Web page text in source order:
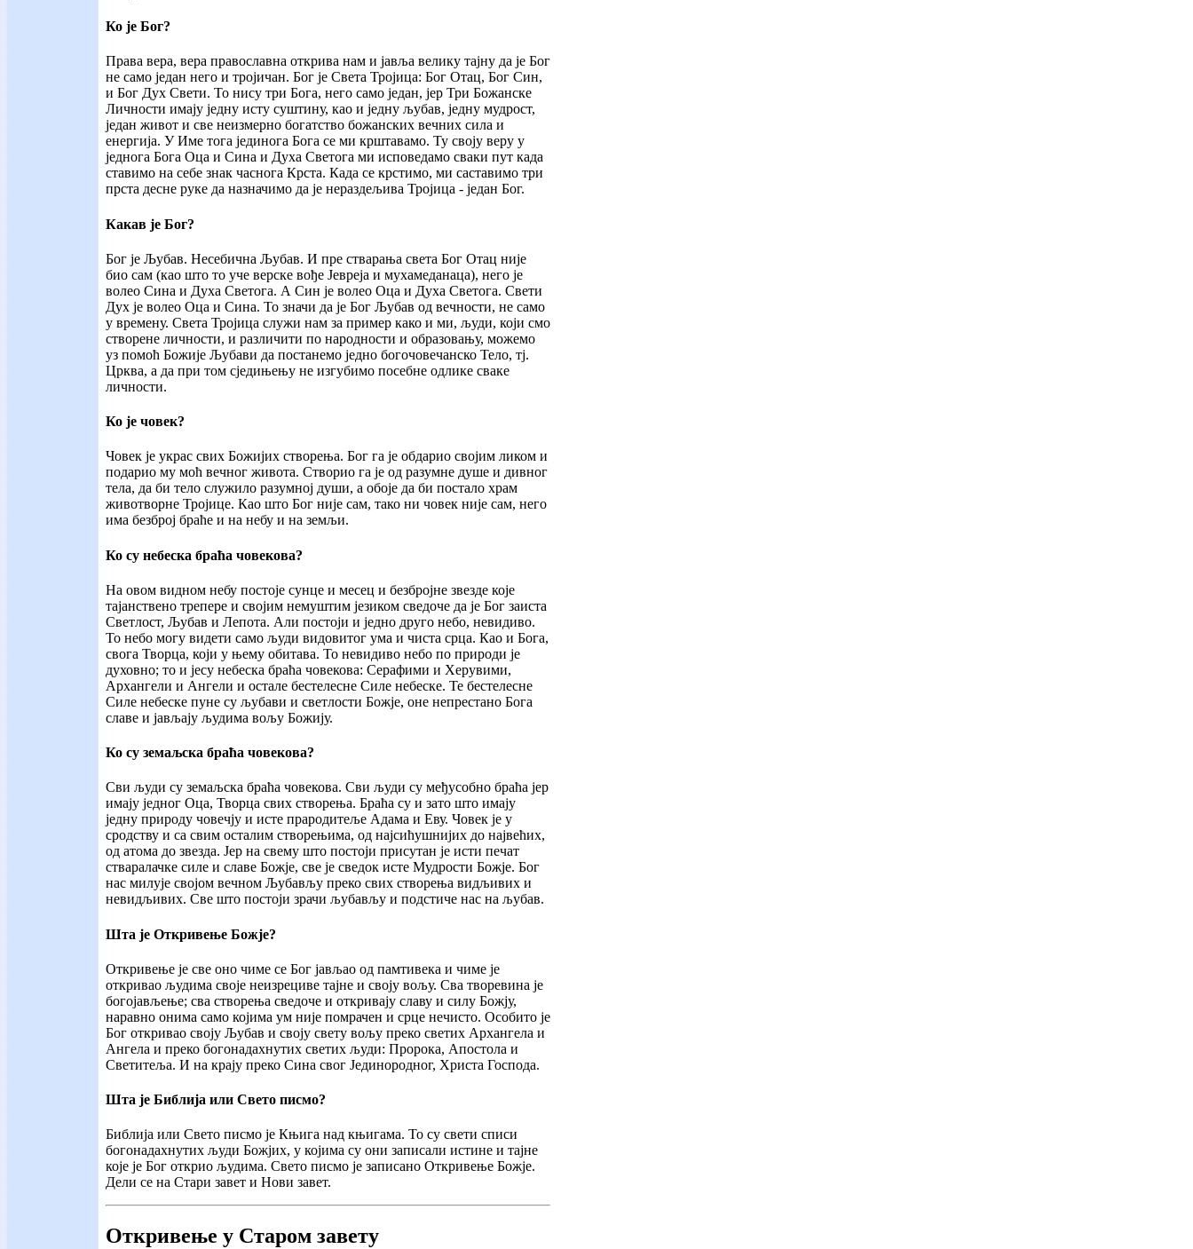
Ко је Бог?
Права вера, вера православна открива нам и јавља велику тајну да је Бог
не само један него и тројичан. Бог је Света Тројица: Бог Отац, Бог Син,
и Бог Дух Свети. То нису три Бога, него само један, јер Три Божанске
Личности имају једну исту суштину, као и једну љубав, једну мудрост,
један живот и све неизмерно богатство божанских вечних сила и
енергија. У Име тога јединога Бога се ми крштавамо. Ту своју веру у
једнога Бога Оца и Сина и Духа Светога ми исповедамо сваки пут када
ставимо на себе знак часнога Крста. Када се крстимо, ми саставимо три
прста десне руке да назначимо да је нераздељива Тројица - један Бог.
Какав је Бог?
Бог је Љубав. Несебична Љубав. И пре стварања света Бог Отац није
био сам (као што то уче верске вође Јевреја и мухамеданаца), него је
волео Сина и Духа Светога. А Син је волео Оца и Духа Светога. Свети
Дух је волео Оца и Сина. То значи да је Бог Љубав од вечности, не само
у времену. Света Тројица служи нам за пример како и ми, људи, који смо
створене личности, и различити по народности и образовању, можемо
уз помоћ Божије Љубави да постанемо једно богочовечанско Тело, тј.
Црква, а да при том сједињењу не изгубимо посебне одлике сваке
личности.
Ко је човек?
Човек је украс свих Божијих створења. Бог га је обдарио својим ликом и
подарио му моћ вечног живота. Створио га је од разумне душе и дивног
тела, да би тело служило разумној души, а обоје да би постало храм
животворне Тројице. Као што Бог није сам, тако ни човек није сам, него
има безброј браће и на небу и на земљи.
Ко су небеска браћа човекова?
На овом видном небу постоје сунце и месец и безбројне звезде које
тајанствено трепере и својим немуштим језиком сведоче да је Бог заиста
Светлост, Љубав и Лепота. Али постоји и једно друго небо, невидиво.
То небо могу видети само људи видовитог ума и чиста срца. Као и Бога,
свога Творца, који у њему обитава. То невидиво небо по природи је
духовно; то и јесу небеска браћа човекова: Серафими и Херувими,
Архангели и Ангели и остале бестелесне Силе небеске. Те бестелесне
Силе небеске пуне су љубави и светлости Божје, оне непрестано Бога
славе и јављају људима вољу Божију.
Ко су земаљска браћа човекова?
Сви људи су земаљска браћа човекова. Сви људи су међусобно браћа јер
имају једног Оца, Творца свих створења. Браћа су и зато што имају
једну природу човечју и исте прародитеље Адама и Еву. Човек је у
сродству и са свим осталим створењима, од најсићушнијих до највећих,
од атома до звезда. Јер на свему што постоји присутан је исти печат
стваралачке силе и славе Божје, све је сведок исте Мудрости Божје. Бог
нас милује својом вечном Љубављу преко свих створења видљивих и
невидљивих. Све што постоји зрачи љубављу и подстиче нас на љубав.
Шта је Откривење Божје?
Откривење је све оно чиме се Бог јављао од памтивека и чиме је
откривао људима своје неизрециве тајне и своју вољу. Сва творевина је
богојављење; сва створења сведоче и откривају славу и силу Божју,
наравно онима само којима ум није помрачен и срце нечисто. Особито је
Бог откривао своју Љубав и своју свету вољу преко светих Архангела и
Ангела и преко богонадахнутих светих људи: Пророка, Апостола и
Светитеља. И на крају преко Сина свог Јединородног, Христа Господа.
Шта је Библија или Свето писмо?
Библија или Свето писмо је Књига над књигама. То су свети списи
богонадахнутих људи Божјих, у којима су они записали истине и тајне
које је Бог открио људима. Свето писмо је записано Откривење Божје.
Дели се на Стари завет и Нови завет.
Откривење у Старом завету